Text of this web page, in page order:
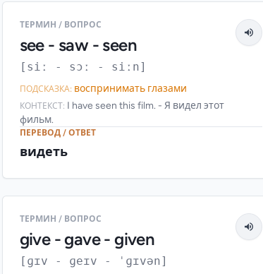
ТЕРМИН / ВОПРОС
see - saw - seen
[siː - sɔː - siːn]
ПОДСКАЗКА:воспринимать глазами
КОНТЕКСТ: I have seen this film. - Я видел этот
фильм.
ПЕРЕВОД / ОТВЕТ
видеть
ТЕРМИН / ВОПРОС
give - gave - given
[ɡɪv - ɡeɪv - ˈɡɪvən]